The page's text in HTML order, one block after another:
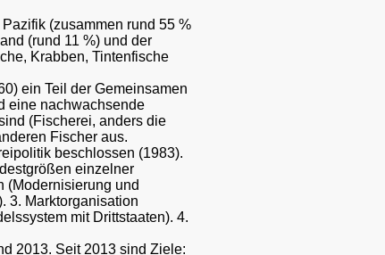
(zusammen rund 55 %
(rund 11 %) und der
Krabben, Tintenfische
ein Teil der Gemeinsamen
eine nachwachsende
(Fischerei, anders die
Fischer aus.
beschlossen (1983).
einzelner
(Modernisierung und
3. Marktorganisation
mit Drittstaaten). 4.
2013. Seit 2013 sind Ziele: